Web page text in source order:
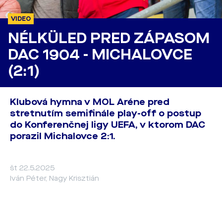
VIDEO
NÉLKÜLED PRED ZÁPASOM
DAC 1904 - MICHALOVCE
(2:1)
Klubová hymna v MOL Aréne pred
stretnutím semifinále play-off o postup
do Konferenčnej ligy UEFA, v ktorom DAC
porazil Michalovce 2:1.
št 22.5.2025
Iván Péter, Nagy Krisztián